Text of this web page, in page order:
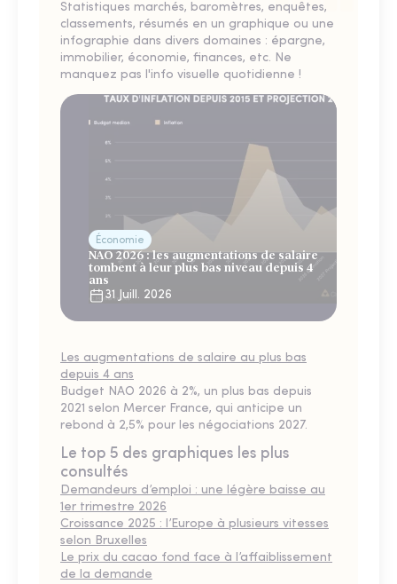
Statistiques marchés, baromètres, enquêtes,
classements, résumés en un graphique ou une
infographie dans divers domaines : épargne,
immobilier, économie, finances, etc. Ne
manquez pas l'info visuelle quotidienne !
Économie
NAO 2026 : les augmentations de salaire
tombent à leur plus bas niveau depuis 4
ans
31 Juill. 2026
Les augmentations de salaire au plus bas
depuis 4 ans
Budget NAO 2026 à 2%, un plus bas depuis
2021 selon Mercer France, qui anticipe un
rebond à 2,5% pour les négociations 2027.
Le top 5 des graphiques les plus
consultés
Demandeurs d’emploi : une légère baisse au
1er trimestre 2026
Croissance 2025 : l’Europe à plusieurs vitesses
selon Bruxelles
Le prix du cacao fond face à l’affaiblissement
de la demande